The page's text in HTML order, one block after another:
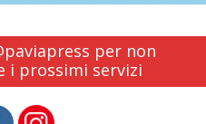
per non
i prossimi servizi